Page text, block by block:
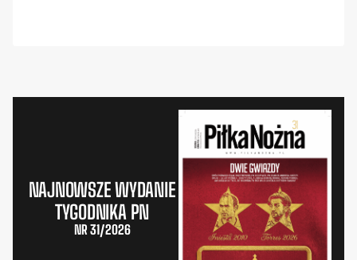
NAJNOWSZE WYDANIE
TYGODNIKA PN
NR 31/2026